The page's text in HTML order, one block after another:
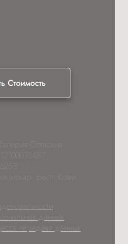
Стоимость
Олеговна
респ. Коми
данных
передачи данных